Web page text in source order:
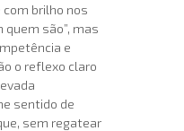
brilho nos
são”, mas
e
o reflexo claro
sentido de
sem regatear